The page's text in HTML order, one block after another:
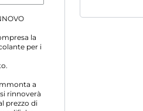
la
per i
a
rinnoverà
prezzo di